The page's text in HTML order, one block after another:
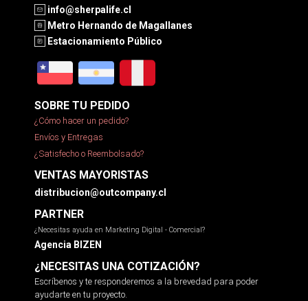
info@sherpalife.cl
Metro Hernando de Magallanes
Estacionamiento Público
SOBRE TU PEDIDO
¿Cómo hacer un pedido?
Envíos y Entregas
¿Satisfecho o Reembolsado?
VENTAS MAYORISTAS
distribucion@outcompany.cl
PARTNER
¿Necesitas ayuda en Marketing Digital - Comercial?
Agencia BIZEN
¿NECESITAS UNA COTIZACIÓN?
Escríbenos y te responderemos a la brevedad para poder
ayudarte en tu proyecto.